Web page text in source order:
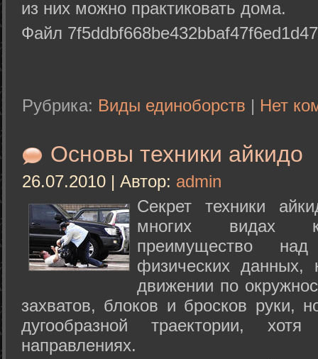
из них можно практиковать дома.
Файл
Рубрика: Виды единоборств | Нет
Основы техники айкидо
26.07.2010 | Автор: admin
Секрет техники
многих видах
преимущество
физических данных,
движении по
захватов, блоков и бросков руки,
дугообразной траектории,
направлениях.